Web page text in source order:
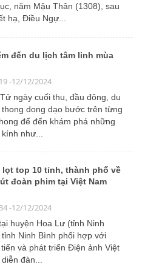
năm Mậu Thân (1308), sau
hạ, Điều Ngự...
đến du lịch tâm linh mùa
-12/12/2024
ngày cuối thu, đầu đông, du
thong dong dạo bước trên từng
để đến khám phá những
như...
lọt top 10 tỉnh, thành phố về
đoàn phim tại Việt Nam
-12/12/2024
huyện Hoa Lư (tỉnh Ninh
tỉnh Ninh Bình phối hợp với
và phát triển Điện ảnh Việt
đàn...